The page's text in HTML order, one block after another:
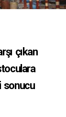
çıkan
sonucu